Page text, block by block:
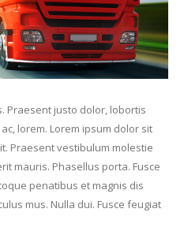
Praesent justo dolor, lobortis
lorem. Lorem ipsum dolor sit
Praesent vestibulum molestie
mauris. Phasellus porta. Fusce
penatibus et magnis dis
mus. Nulla dui. Fusce feugiat